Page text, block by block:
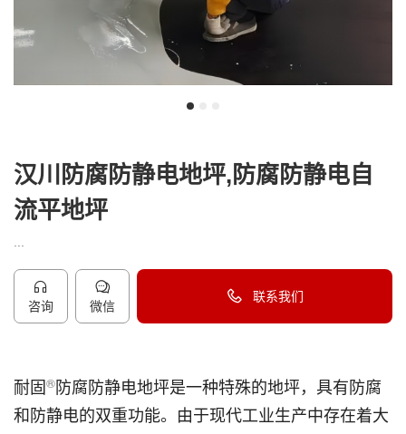
汉川防腐防静电地坪,防腐防静电自
流平地坪
咨询 微信
联系我们
耐固®防腐防静电地坪是一种特殊的地坪，具有防腐
和防静电的双重功能。由于现代工业生产中存在着大